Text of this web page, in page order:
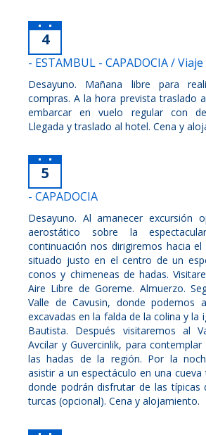
4
- ESTAMBUL - CAPADOCIA /
Desayuno. Mañana libre para
compras. A la hora prevista traslado
embarcar en vuelo regular con
Llegada y traslado al hotel. Cena y
5
- CAPADOCIA
Desayuno. Al amanecer excursión
aerostático sobre la
continuación nos dirigiremos hacia el
situado justo en el centro de un
conos y chimeneas de hadas.
Aire Libre de Goreme. Almuerzo.
Valle de Cavusin, donde podemos
excavadas en la falda de la colina y la
Bautista. Después visitaremos al
Avcilar y Guvercinlik, para
las hadas de la región. Por la
asistir a un espectáculo en una cueva
donde podrán disfrutar de las típicas
turcas (opcional). Cena y alojamiento.